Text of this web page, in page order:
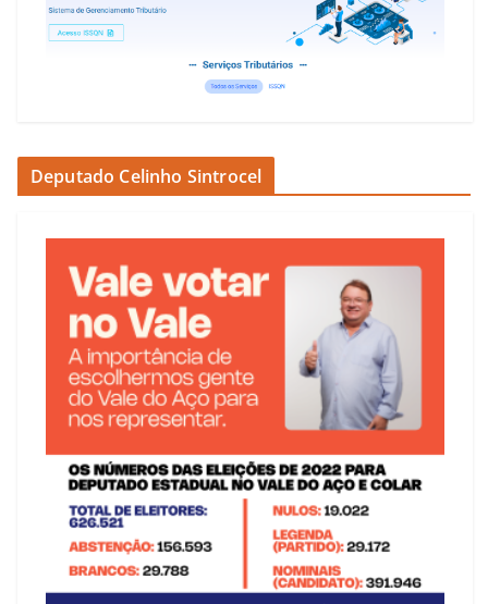
Deputado Celinho Sintrocel